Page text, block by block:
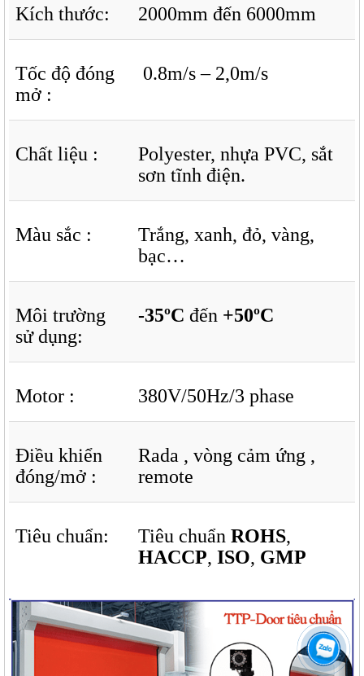
Kích thước: 2000mm đến 6000mm
Tốc độ đóng
mở :
0.8m/s – 2,0m/s
Chất liệu :
Polyester, nhựa PVC, sắt
sơn tĩnh điện.
Màu sắc :
Trắng, xanh, đỏ, vàng,
bạc…
Môi trường
sử dụng:
-35ºС đến +50ºС
Motor : 380V/50Hz/3 phase
Điều khiển
đóng/mở :
Rada , vòng cảm ứng ,
remote
Tiêu chuẩn: Tiêu chuẩn ROHS,
HACCP, ISO, GMP